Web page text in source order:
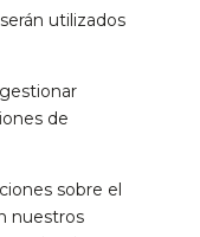
utilizados
de
sobre el
nuestros